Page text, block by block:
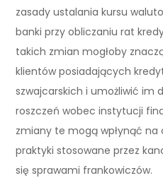
zasady ustalania kursu
banki przy obliczaniu rat
takich zmian mogłoby
klientów posiadających
szwajcarskich i umożliwić im
roszczeń wobec instytucji
zmiany te mogą wpłynąć na
praktyki stosowane przez
się sprawami frankowiczów.